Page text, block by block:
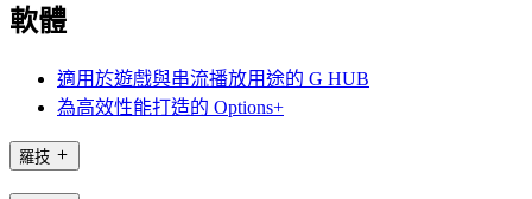
軟體
適用於遊戲與串流播放用途的 G HUB
為高效性能打造的 Options+
羅技